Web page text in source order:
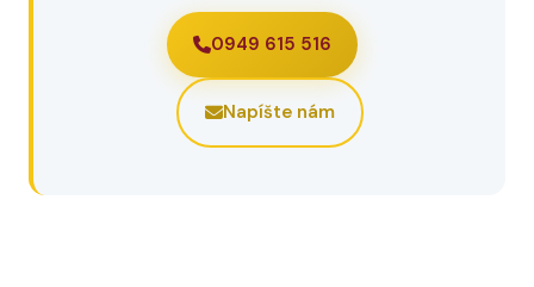
0949 615 516
Napíšte nám